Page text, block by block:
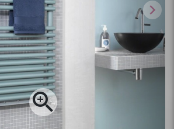

chevron_right